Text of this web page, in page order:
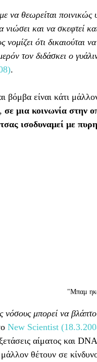
να θεωρείται
νιώσει και να σκεφτεί
νομίζει ότι δικαιούται
τον διδάσκει ο
.
βόμβα είναι κάτι
, σε μια κοινωνία στην
ισοδυναμεί με
"Μπαμ
νόσους μπορεί να
New Scientist
αίματος και
θέτουν σε